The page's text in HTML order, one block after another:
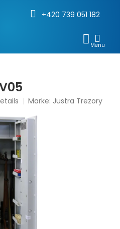
+420 739 051 182
Marke: Justra Trezory